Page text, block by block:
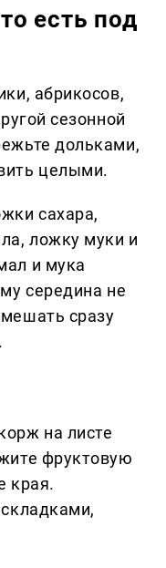
есть под
абрикосов,
сезонной
дольками,
целыми.
сахара,
ложку муки и
и мука
середина не
сразу
на листе
фруктовую
края.